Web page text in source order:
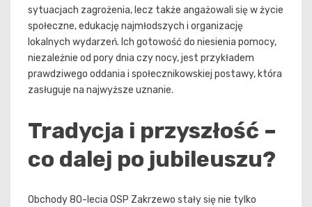
sytuacjach zagrożenia, lecz także angażowali się w życie
społeczne, edukację najmłodszych i organizację
lokalnych wydarzeń. Ich gotowość do niesienia pomocy,
niezależnie od pory dnia czy nocy, jest przykładem
prawdziwego oddania i społecznikowskiej postawy, która
zasługuje na najwyższe uznanie.
Tradycja i przyszłość –
co dalej po jubileuszu?
Obchody 80-lecia OSP Zakrzewo stały się nie tylko